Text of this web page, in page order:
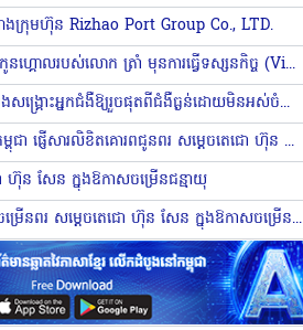
ាងក្រុមហ៊ុន Rizhao Port Group Co., LTD.
បុរសប្រដាប់ដោយអាវុធម្នាក់ ត្រូវបានឃាត់ខ្លួននៅឯក្លឹបវាយកូនហ្គោលរបស់លោក ត្រាំ មុនការធ្វើទស្សនកិច្ច (Video inside)
រដ្ឋមន្រ្តី ឈាង រ៉ា រំលឹកពីមុខងារមណ្ឌលសុខភាព ដែលកន្លែងសង្គ្រោះអ្នកជំងឺឱ្យរួចផុតពីជំងឺធ្ងន់ដោយមិនអស់ចំណាយច្រើន, មន្ត្រីសុខាភិបាល ត្រូវរៀបចំឥរិយាបទក្នុងការព្យាបាល និងបច្ចេកទេសសង្គ្រោះឱ្យសមស្រប
សម្តេចមហាមន្ត្រី គុយ សុផល អនុប្រធានកាកបាទក្រហមកម្ពុជា ផ្ញើសារលិខិតគោរពជូនពរ សម្ដេចតេជោ ហ៊ុន សែន ក្នុងឱកាសចម្រើនជន្មាយុ
ហ៊ុន សែន ក្នុងឱកាសចម្រើនជន្មាយុ
ព្រះអង្គគ្រូ ព្រះសិរីសម្ភារ៍ បណ្ឌិត អេង ផល្លា ផ្ញើសារលិខិតចម្រើនពរ សម្ដេចតេជោ ហ៊ុន សែន ក្នុងឱកាសចម្រើនជន្មាយុ